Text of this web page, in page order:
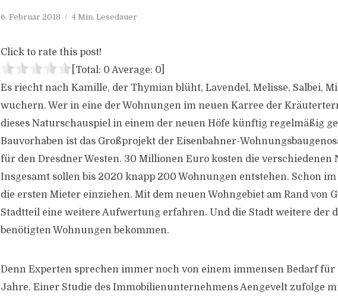
6. Februar 2018 4 Min. Lesedauer
Click to rate this post!
[Total: 0 Average: 0
Es riecht nach Kamille, der Thymian blüht, Lavendel, Melisse, Salbei,
wuchern. Wer in eine der Wohnungen im neuen Karree der
dieses Naturschauspiel in einem der neuen Höfe künftig regelmäßig
Bauvorhaben ist das Großprojekt der Eisenbahner-
für den Dresdner Westen. 30 Millionen Euro kosten die verschiedenen
Insgesamt sollen bis 2020 knapp 200 Wohnungen entstehen. Schon
die ersten Mieter einziehen. Mit dem neuen Wohngebiet am Rand von
Stadtteil eine weitere Aufwertung erfahren. Und die Stadt weitere der
benötigten Wohnungen bekommen.
Denn Experten sprechen immer noch von einem immensen Bedarf für
Jahre. Einer Studie des Immobilienunternehmens Aengevelt zufolge